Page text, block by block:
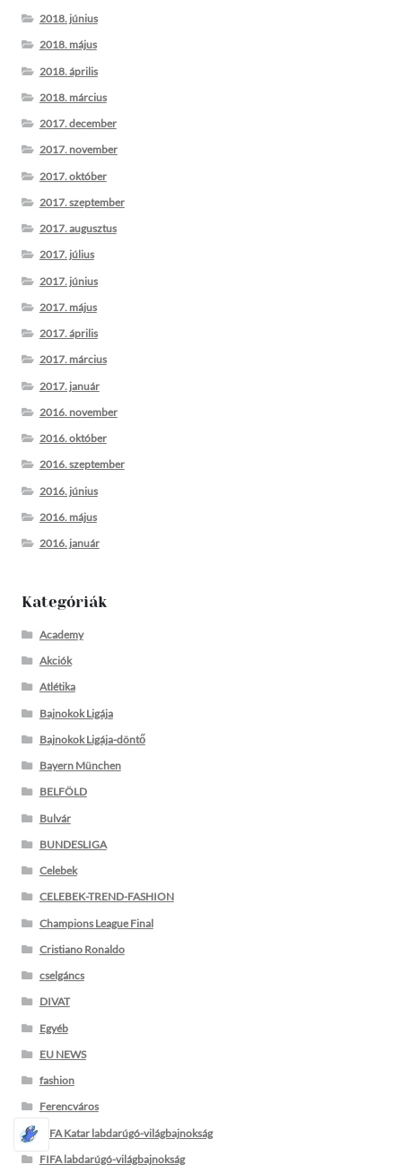
2018. június
2018. május
2018. április
2018. március
2017. december
2017. november
2017. október
2017. szeptember
2017. augusztus
2017. július
2017. június
2017. május
2017. április
2017. március
2017. január
2016. november
2016. október
2016. szeptember
2016. június
2016. május
2016. január
Kategóriák
Academy
Akciók
Atlétika
Bajnokok Ligája
Bajnokok Ligája-döntő
Bayern München
BELFÖLD
Bulvár
BUNDESLIGA
Celebek
CELEBEK-TREND-FASHION
Champions League Final
Cristiano Ronaldo
cselgáncs
DIVAT
Egyéb
EU NEWS
fashion
Ferencváros
FIFA Katar labdarúgó-világbajnokság
FIFA labdarúgó-világbajnokság